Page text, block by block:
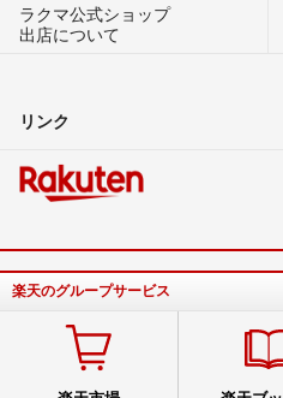
ラクマ公式ショップ
出店について
リンク
楽天のグループサービス